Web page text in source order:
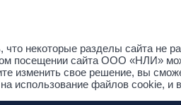
некоторые разделы сайта не
посещении сайта ООО «НЛИ»
изменить свое решение, вы
использование файлов cookie, и